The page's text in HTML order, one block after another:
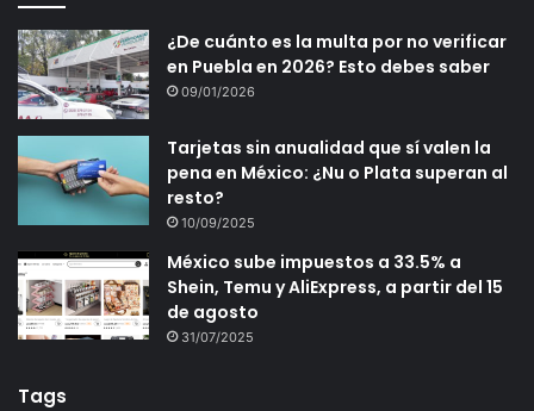
¿De cuánto es la multa por no verificar
en Puebla en 2026? Esto debes saber
09/01/2026
Tarjetas sin anualidad que sí valen la
pena en México: ¿Nu o Plata superan al
resto?
10/09/2025
México sube impuestos a 33.5% a
Shein, Temu y AliExpress, a partir del 15
de agosto
31/07/2025
Tags